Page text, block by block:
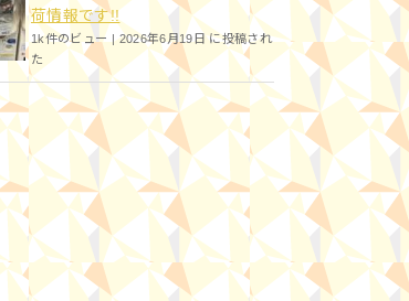
荷情報です!!
1k件のビュー |2026年6月19日 に投稿され
た